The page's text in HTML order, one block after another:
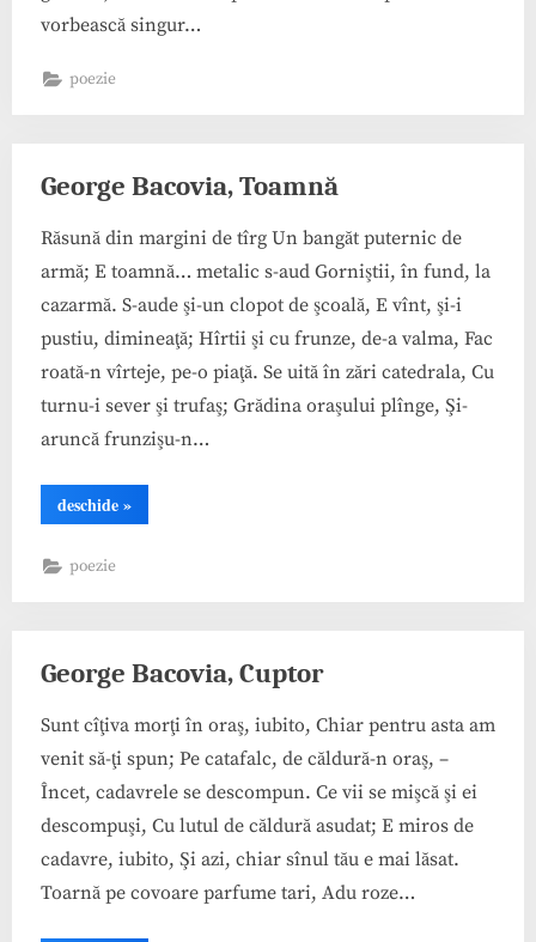
vorbească singur…
poezie
George Bacovia, Toamnă
Răsună din margini de tîrg Un bangăt puternic de
armă; E toamnă… metalic s-aud Gorniştii, în fund, la
cazarmă. S-aude şi-un clopot de şcoală, E vînt, şi-i
pustiu, dimineaţă; Hîrtii şi cu frunze, de-a valma, Fac
roată-n vîrteje, pe-o piaţă. Se uită în zări catedrala, Cu
turnu-i sever şi trufaş; Grădina oraşului plînge, Şi-
aruncă frunzişu-n…
deschide“George
Bacovia,
»
poezie
George Bacovia, Cuptor
Sunt cîţiva morţi în oraş, iubito, Chiar pentru asta am
venit să-ţi spun; Pe catafalc, de căldură-n oraş, –
Încet, cadavrele se descompun. Ce vii se mişcă şi ei
descompuşi, Cu lutul de căldură asudat; E miros de
cadavre, iubito, Şi azi, chiar sînul tău e mai lăsat.
Toarnă pe covoare parfume tari, Adu roze…